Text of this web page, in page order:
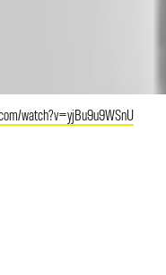
watch?v=yjBu9u9WSnU